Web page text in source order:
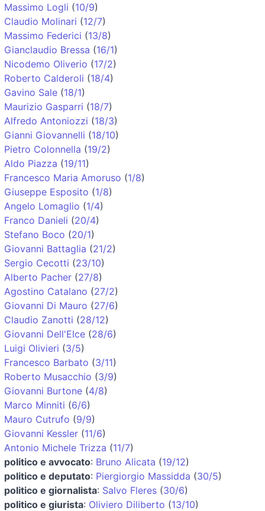
Massimo Logli (10/9)
Claudio Molinari (12/7)
Massimo Federici (13/8)
Gianclaudio Bressa (16/1)
Nicodemo Oliverio (17/2)
Roberto Calderoli (18/4)
Gavino Sale (18/1)
Maurizio Gasparri (18/7)
Alfredo Antoniozzi (18/3)
Gianni Giovannelli (18/10)
Pietro Colonnella (19/2)
Aldo Piazza (19/11)
Francesco Maria Amoruso (1/8)
Giuseppe Esposito (1/8)
Angelo Lomaglio (1/4)
Franco Danieli (20/4)
Stefano Boco (20/1)
Giovanni Battaglia (21/2)
Sergio Cecotti (23/10)
Alberto Pacher (27/8)
Agostino Catalano (27/2)
Giovanni Di Mauro (27/6)
Claudio Zanotti (28/12)
Giovanni Dell'Elce (28/6)
Luigi Olivieri (3/5)
Francesco Barbato (3/11)
Roberto Musacchio (3/9)
Giovanni Burtone (4/8)
Marco Minniti (6/6)
Mauro Cutrufo (9/9)
Giovanni Kessler (11/6)
Antonio Michele Trizza (11/7)
politico e avvocato: Bruno Alicata (19/12)
politico e deputato: Piergiorgio Massidda (30/5)
politico e giornalista: Salvo Fleres (30/6)
politico e giurista: Oliviero Diliberto (13/10)